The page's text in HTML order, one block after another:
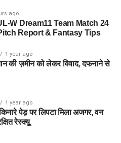
ago
W Dream11 Team Match 24
Report & Fantasy Tips
1 year ago
की ज़मीन को लेकर विवाद, दफनाने से
1 year ago
किनारे पेड़ पर लिपटा मिला अजगर, वन
रेस्क्यू